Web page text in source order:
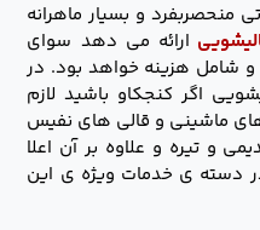
منحصربفرد و بسیار ماهرانه
ارائه می دهد سوای
هزینه خواهد بود. در
اگر کنجکاو باشید لازم
ماشینی و قالی های نفیس
و تیره و علاوه بر آن اعلا
دسته ی خدمات ویژه ی این